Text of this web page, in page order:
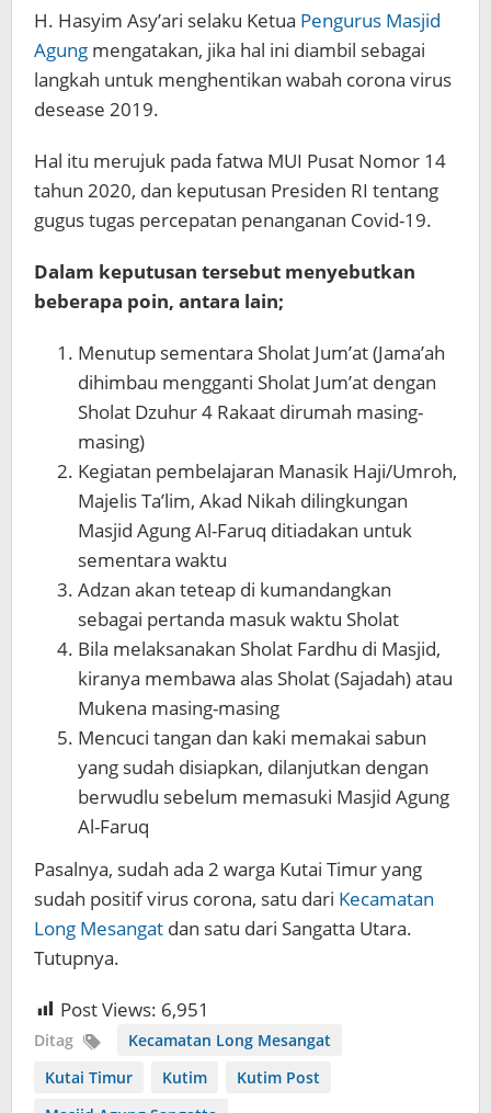
H. Hasyim Asy’ari selaku Ketua Pengurus Masjid
Agung mengatakan, jika hal ini diambil sebagai
langkah untuk menghentikan wabah corona virus
desease 2019.
Hal itu merujuk pada fatwa MUI Pusat Nomor 14
tahun 2020, dan keputusan Presiden RI tentang
gugus tugas percepatan penanganan Covid-19.
Dalam keputusan tersebut menyebutkan
beberapa poin, antara lain;
Menutup sementara Sholat Jum’at (Jama’ah
dihimbau mengganti Sholat Jum’at dengan
Sholat Dzuhur 4 Rakaat dirumah masing-
masing)
Kegiatan pembelajaran Manasik Haji/Umroh,
Majelis Ta’lim, Akad Nikah dilingkungan
Masjid Agung Al-Faruq ditiadakan untuk
sementara waktu
Adzan akan teteap di kumandangkan
sebagai pertanda masuk waktu Sholat
Bila melaksanakan Sholat Fardhu di Masjid,
kiranya membawa alas Sholat (Sajadah) atau
Mukena masing-masing
Mencuci tangan dan kaki memakai sabun
yang sudah disiapkan, dilanjutkan dengan
berwudlu sebelum memasuki Masjid Agung
Al-Faruq
Pasalnya, sudah ada 2 warga Kutai Timur yang
sudah positif virus corona, satu dari Kecamatan
Long Mesangat dan satu dari Sangatta Utara.
Tutupnya.
Post Views: 6,951
Ditag
Kecamatan Long Mesangat
Kutai Timur
Kutim
Kutim Post